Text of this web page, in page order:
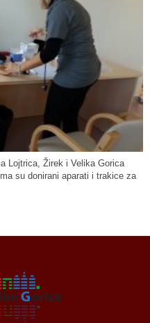
Lojtrica, Žirek i Velika Gorica
su donirani aparati i trakice za